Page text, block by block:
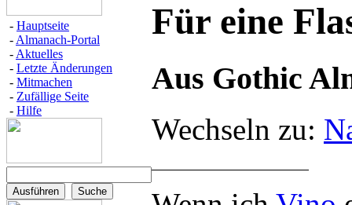
- Hauptseite
- Almanach-Portal
- Aktuelles
- Letzte Änderungen
- Mitmachen
- Zufällige Seite
- Hilfe
Für eine
Aus Gothic
Wechseln zu: